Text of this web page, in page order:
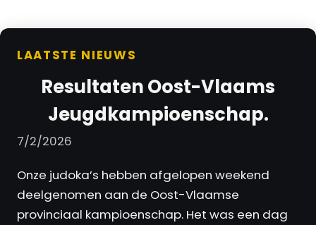
LAATSTE NIEUWS
Resultaten Oost-Vlaams
Jeugdkampioenschap.
7/2/2026
Onze judoka’s hebben afgelopen weekend
deelgenomen aan de Oost-Vlaamse
provinciaal kampioenschap. Het was een dag